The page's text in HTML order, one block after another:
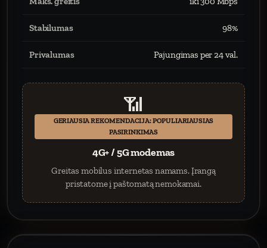
Stabilumas 98%
Privalumas Pajungimas per 24 val.
📶
GERIAUSIA REKOMENDACIJA: POPULIARIAUSIAS
PASIRINKIMAS
4G+ / 5G modemas
Greitas mobilus internetas namams. Įrangą
pristatome į paštomatą nemokamai.